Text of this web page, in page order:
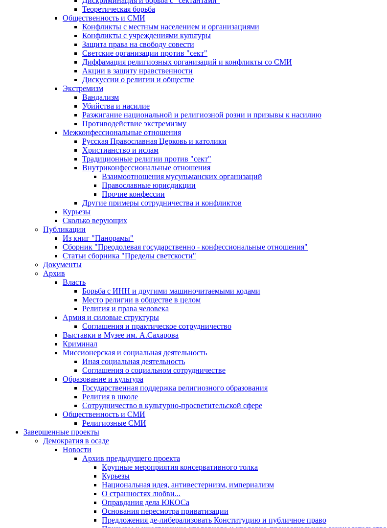
Теоретическая борьба
Общественность и СМИ
Конфликты с местным населением и организациями
Конфликты с учреждениями культуры
Защита права на свободу совести
Светские организации против "сект"
Диффамация религиозных организаций и конфликты со СМИ
Акции в защиту нравственности
Дискуссии о религии и обществе
Экстремизм
Вандализм
Убийства и насилие
Разжигание национальной и религиозной розни и призывы к насилию
Противодействие экстремизму
Межконфессиональные отношения
Русская Православная Церковь и католики
Христианство и ислам
Традиционные религии против "сект"
Внутриконфессиональные отношения
Взаимоотношения мусульманских организаций
Православные юрисдикции
Прочие конфессии
Другие примеры сотрудничества и конфликтов
Курьезы
Сколько верующих
Публикации
Из книг "Панорамы"
Сборник "Преодолевая государственно - конфессиональные отношения"
Статьи сборника "Пределы светскости"
Документы
Архив
Власть
Борьба с ИНН и другими машиночитаемыми кодами
Место религии в обществе в целом
Религия и права человека
Армия и силовые структуры
Соглашения и практическое сотрудничество
Выставки в Музее им. А.Сахарова
Криминал
Миссионерская и социальная деятельность
Иная социальная деятельность
Соглашения о социальном сотрудничестве
Образование и культура
Государственная поддержка религиозного образования
Религия в школе
Сотрудничество в культурно-просветительской сфере
Общественность и СМИ
Религиозные СМИ
Завершенные проекты
Демократия в осаде
Новости
Архив предыдущего проекта
Крупные мероприятия консервативного толка
Курьезы
Национальная идея, антивестернизм, империализм
О странностях любви...
Оправдания дела ЮКОСа
Основания пересмотра приватизации
Предложения де-либерализовать Конституцию и публичное право